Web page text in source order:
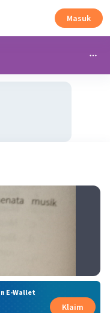
Masuk
E-Wallet
Klaim